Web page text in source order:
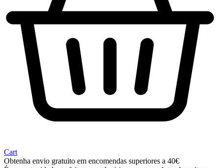
Cart
Obtenha envio gratuito em encomendas superiores a 40€